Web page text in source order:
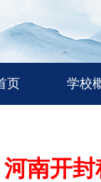
页 学校
河南开